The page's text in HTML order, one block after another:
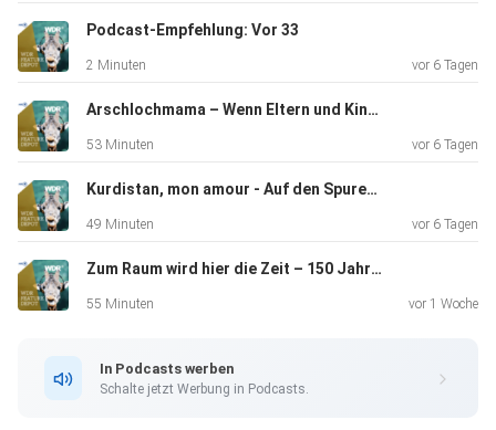
Podcast-Empfehlung: Vor 33
2 Minuten vor 6 Tagen
Arschlochmama – Wenn Eltern und Kinder streiten
53 Minuten vor 6 Tagen
Kurdistan, mon amour - Auf den Spuren des Schriftstellers Bachtyar Ali
49 Minuten vor 6 Tagen
Zum Raum wird hier die Zeit – 150 Jahre Bayreuther Festspiele
55 Minuten vor 1 Woche
In Podcasts werben
Schalte jetzt Werbung in Podcasts.